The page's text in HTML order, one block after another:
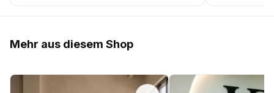
Mehr aus diesem Shop